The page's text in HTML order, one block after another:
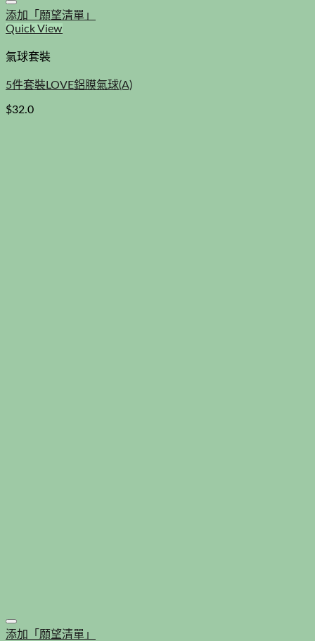
添加「願望清單」
Quick View
氣球套裝
5件套裝LOVE鋁膜氣球(A)
$32.0
添加「願望清單」